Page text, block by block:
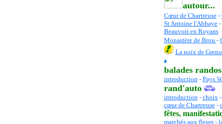
autour...
Cœur de Chartreuse-
St Antoine l'Abbaye-
Beauvoir en Royans
Monastère de Brou -
La noix de
balades randos
introduction - Pays
rand'auto
introduction- choix
cœur de Chartreuse-
fêtes,
marchés aux fleurs-